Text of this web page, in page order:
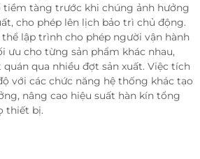
tiềm tàng trước khi chúng ảnh hưởng
cho phép lên lịch bảo trì chủ động.
lập trình cho phép người vận hành
ưu cho từng sản phẩm khác nhau,
qua nhiều đợt sản xuất. Việc tích
với các chức năng hệ thống khác tạo
nâng cao hiệu suất hàn kín tổng
thiết bị.